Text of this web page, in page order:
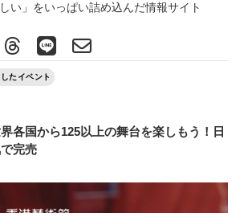
い」をいっぱい詰め込んだ情報サイト
たイベント
各国から125以上の舞台を楽しもう！日
完売